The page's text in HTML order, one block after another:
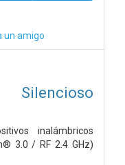
un amigo
Silencioso
inalámbricos
3.0 / RF 2.4 GHz)